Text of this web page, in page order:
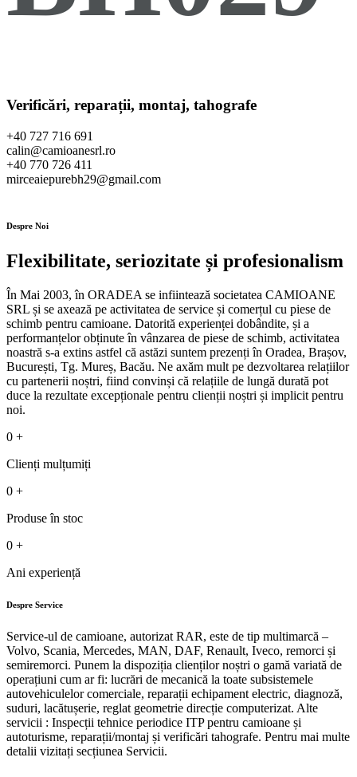
Verificări, reparații, montaj, tahografe
+40 727 716 691
calin@camioanesrl.ro
+40 770 726 411
mirceaiepurebh29@gmail.com
Despre Noi
Flexibilitate, seriozitate și profesionalism
În Mai 2003, în ORADEA se infiintează societatea CAMIOANE
SRL și se axează pe activitatea de service și comerțul cu piese de
schimb pentru camioane. Datorită experienței dobândite, și a
performanțelor obținute în vânzarea de piese de schimb, activitatea
noastră s-a extins astfel că astăzi suntem prezenți în Oradea, Brașov,
București, Tg. Mureș, Bacău. Ne axăm mult pe dezvoltarea relațiilor
cu partenerii noștri, fiind convinși că relațiile de lungă durată pot
duce la rezultate excepționale pentru clienții noștri și implicit pentru
noi.
0 +
Clienți mulțumiți
0 +
Produse în stoc
0 +
Ani experiență
Despre Service
Service-ul de camioane, autorizat RAR, este de tip multimarcă –
Volvo, Scania, Mercedes, MAN, DAF, Renault, Iveco, remorci și
semiremorci. Punem la dispoziția clienților noștri o gamă variată de
operațiuni cum ar fi: lucrări de mecanică la toate subsistemele
autovehiculelor comerciale, reparații echipament electric, diagnoză,
suduri, lacătușerie, reglat geometrie direcție computerizat. Alte
servicii : Inspecții tehnice periodice ITP pentru camioane și
autoturisme, reparații/montaj și verificări tahografe. Pentru mai multe
detalii vizitați secțiunea Servicii.